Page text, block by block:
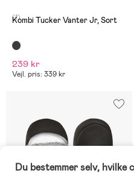
(1)
Kombi Tucker Vanter Jr, Sort
239 kr
Vejl. pris: 339 kr
Du bestemmer selv, hvilke